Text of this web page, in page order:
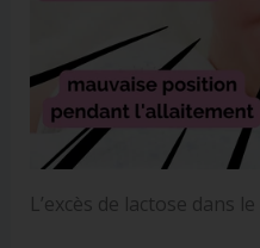
L’excès de lactose dans